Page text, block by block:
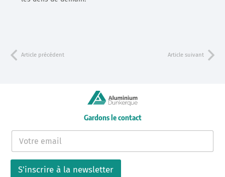
Article précédent Article suivant
Gardons le contact
m
S'inscrire à la newsletter